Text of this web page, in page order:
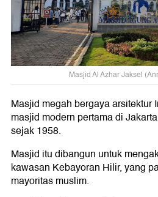
Masjid Al Azhar Jaksel
Masjid megah bergaya arsitektur
masjid modern pertama di
sejak 1958.
Masjid itu dibangun untuk
kawasan Kebayoran Hilir, yang
mayoritas muslim.